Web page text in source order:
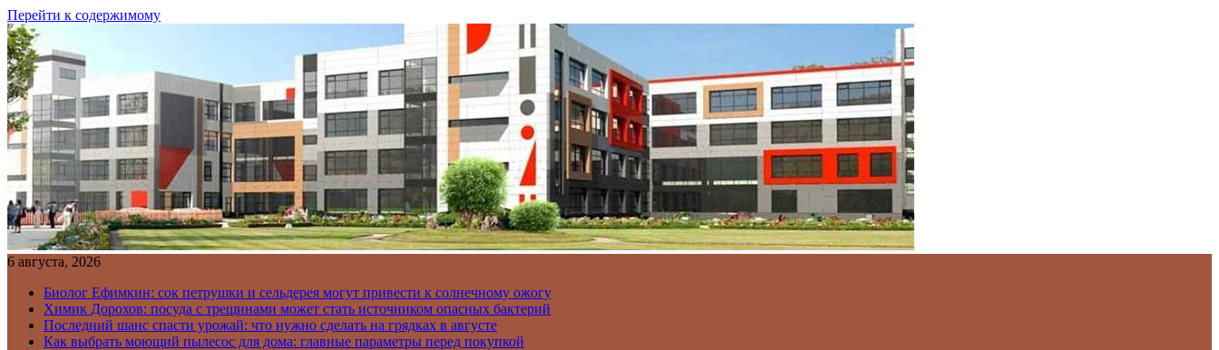
Перейти к содержимому
6 августа, 2026
Биолог Ефимкин: сок петрушки и сельдерея могут привести к солнечному ожогу
Химик Дорохов: посуда с трещинами может стать источником опасных бактерий
Последний шанс спасти урожай: что нужно сделать на грядках в августе
Как выбрать моющий пылесос для дома: главные параметры перед покупкой